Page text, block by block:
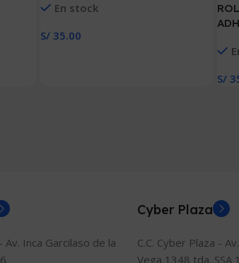
En stock
S/35.00
(50
S/
Av. Inca Garcilaso de la
Cyber Plaza
C.C. Cyber Plaza -
Vega 1348 tda. SSA